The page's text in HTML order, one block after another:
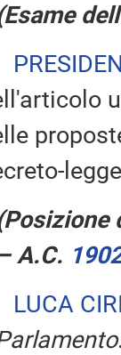
– A.C.
LUCA